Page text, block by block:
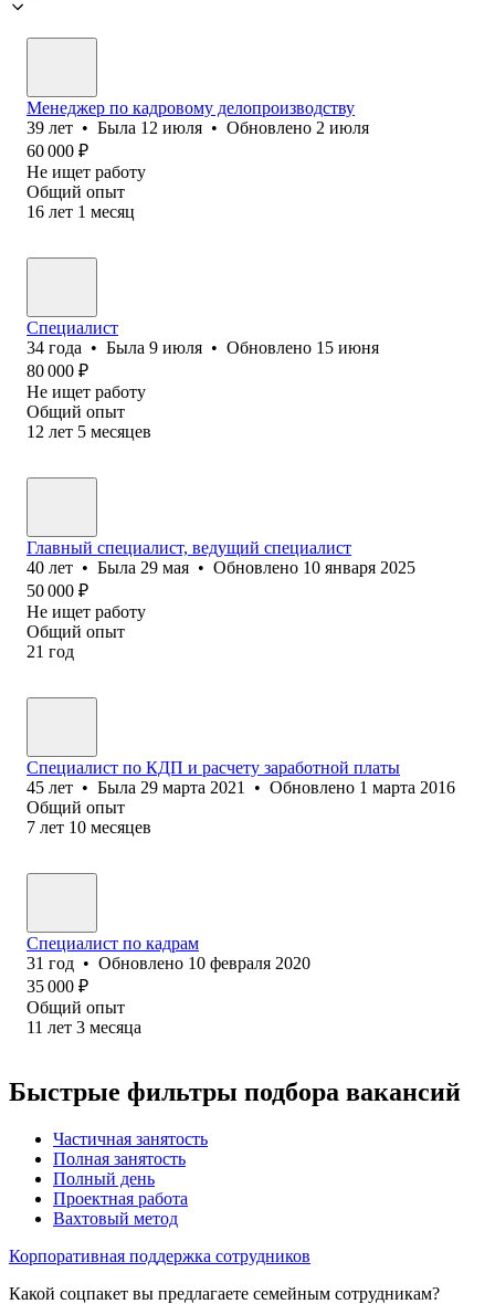
Менеджер по кадровому делопроизводству
39 лет • Была 12 июля • Обновлено 2 июля
60 000 ₽
Не ищет работу
Общий опыт
16 лет 1 месяц
Специалист
34 года • Была 9 июля • Обновлено 15 июня
80 000 ₽
Не ищет работу
Общий опыт
12 лет 5 месяцев
Главный специалист, ведущий специалист
40 лет • Была 29 мая • Обновлено 10 января 2025
50 000 ₽
Не ищет работу
Общий опыт
21 год
Специалист по КДП и расчету заработной платы
45 лет • Была 29 марта 2021 • Обновлено 1 марта 2016
Общий опыт
7 лет 10 месяцев
Специалист по кадрам
31 год • Обновлено 10 февраля 2020
35 000 ₽
Общий опыт
11 лет 3 месяца
Быстрые фильтры подбора вакансий
Частичная занятость
Полная занятость
Полный день
Проектная работа
Вахтовый метод
Корпоративная поддержка сотрудников
Какой соцпакет вы предлагаете семейным сотрудникам?